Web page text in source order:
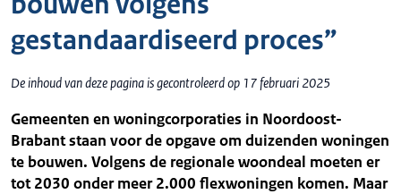
gestandaardiseerd proces”
De inhoud van deze pagina is gecontroleerd op 17 februari 2025
Gemeenten en woningcorporaties in Noordoost-
Brabant staan voor de opgave om duizenden woningen
te bouwen. Volgens de regionale woondeal moeten er
tot 2030 onder meer 2.000 flexwoningen komen. Maar